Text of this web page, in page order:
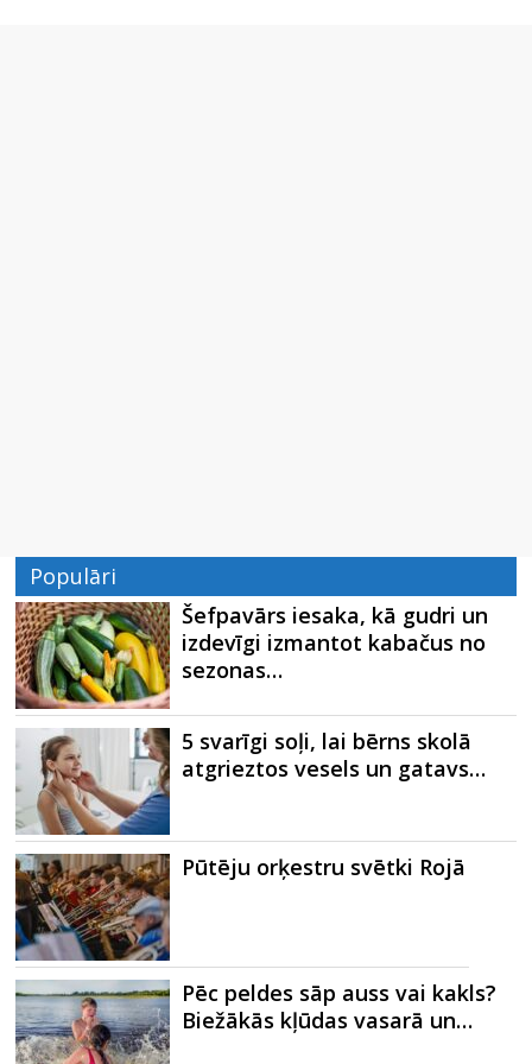
Populāri
Šefpavārs iesaka, kā gudri un
izdevīgi izmantot kabačus no
sezonas…
5 svarīgi soļi, lai bērns skolā
atgrieztos vesels un gatavs…
Pūtēju orķestru svētki Rojā
Pēc peldes sāp auss vai kakls?
Biežākās kļūdas vasarā un…